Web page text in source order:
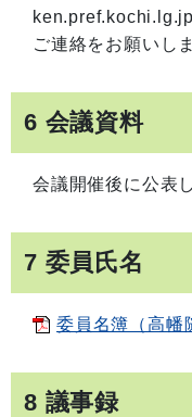
ご連絡をお願いし
6 会議資料
会議開催後に公表
7 委員氏名
委員名簿（高幡
8 議事録